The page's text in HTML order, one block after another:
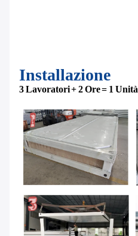
Installazione
3 Lavoratori + 2 Ore = 1 Unità